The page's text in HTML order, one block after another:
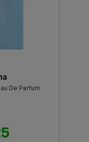
De Parfum